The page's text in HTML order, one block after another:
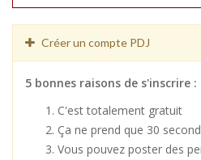
Créer un compte PDJ
5 bonnes raisons de s'inscrire :
C'est totalement gratuit
Ça ne prend que 30
Vous pouvez poster des